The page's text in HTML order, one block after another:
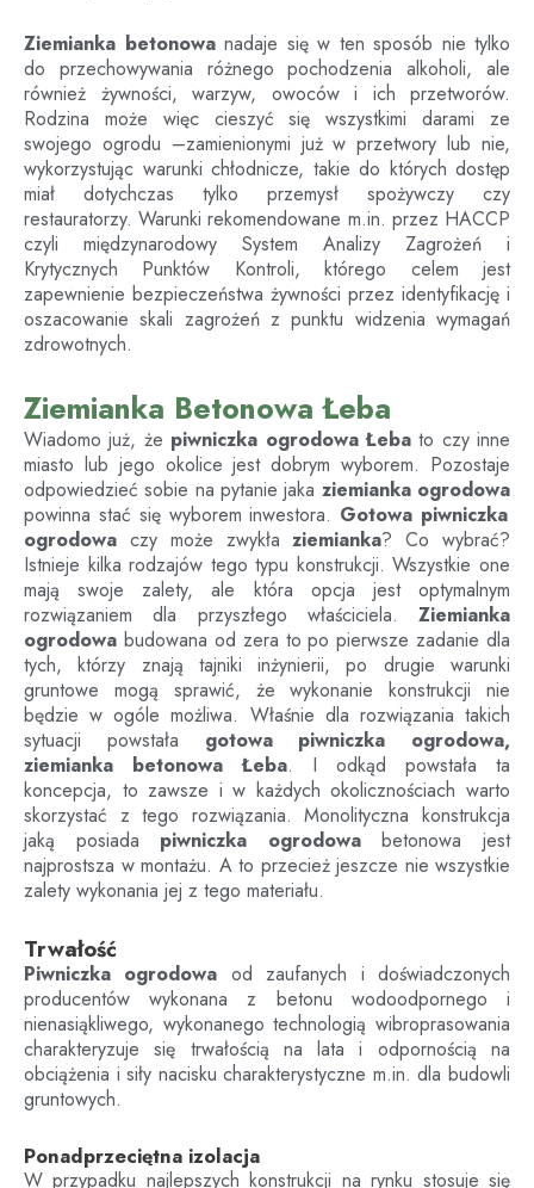
Ziemianka betonowanadaje się w ten sposób nie tylko
do przechowywania różnego pochodzenia alkoholi, ale
również żywności, warzyw, owoców i ich przetworów.
Rodzina może więc cieszyć się wszystkimi darami ze
swojego ogrodu –zamienionymi już w przetwory lub nie,
wykorzystując warunki chłodnicze, takie do których dostęp
miał dotychczas tylko przemysł spożywczy czy
restauratorzy. Warunki rekomendowane m.in. przez HACCP
czyli międzynarodowy System Analizy Zagrożeń i
Krytycznych Punktów Kontroli, którego celem jest
zapewnienie bezpieczeństwa żywności przez identyfikację i
oszacowanie skali zagrożeń z punktu widzenia wymagań
zdrowotnych.
Ziemianka Betonowa Łeba
Wiadomo już, że piwniczka ogrodowaŁebato czy inne
miasto lub jego okolice jest dobrym wyborem. Pozostaje
odpowiedzieć sobie na pytanie jaka ziemianka ogrodowa
powinna stać się wyborem inwestora. Gotowa piwniczka
ogrodowa czy może zwykłaziemianka? Co wybrać?
Istnieje kilka rodzajów tego typu konstrukcji. Wszystkie one
mają swoje zalety, ale która opcja jest optymalnym
rozwiązaniem dla przyszłego właściciela. Ziemianka
ogrodowa budowana od zera to po pierwsze zadanie dla
tych, którzy znają tajniki inżynierii, po drugie warunki
gruntowe mogą sprawić, że wykonanie konstrukcji nie
będzie w ogóle możliwa. Właśnie dla rozwiązania takich
sytuacji powstała gotowa piwniczka ogrodowa,
ziemianka betonowaŁeba. I odkąd powstała ta
koncepcja, to zawsze i w każdych okolicznościach warto
skorzystać z tego rozwiązania. Monolityczna konstrukcja
jaką posiada piwniczka ogrodowabetonowa jest
najprostsza w montażu. A to przecież jeszcze nie wszystkie
zalety wykonania jej z tego materiału.
Trwałość
Piwniczka ogrodowa od zaufanych i doświadczonych
producentów wykonana z betonu wodoodpornego i
nienasiąkliwego, wykonanego technologią wibroprasowania
charakteryzuje się trwałością na lata i odpornością na
obciążenia i siły nacisku charakterystyczne m.in. dla budowli
gruntowych.
Ponadprzeciętna izolacja
W przypadku najlepszych konstrukcji na rynku stosuje się